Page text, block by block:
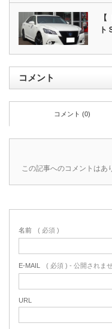
ト
コメント
コメント (0)
この記事へのコメントはあ
名前 ( 必須 )
E-MAIL ( 必須 ) - 公開されま
URL